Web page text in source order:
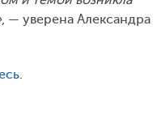
, — уверена Александра
.